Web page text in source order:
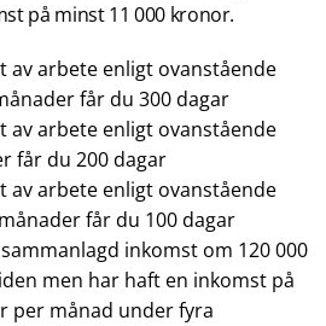
på minst 11 000 kronor.
av arbete enligt ovanstående
får du 300 dagar
av arbete enligt ovanstående
får du 200 dagar
av arbete enligt ovanstående
får du 100 dagar
inkomst om 120 000
men har haft en inkomst på
per månad under fyra